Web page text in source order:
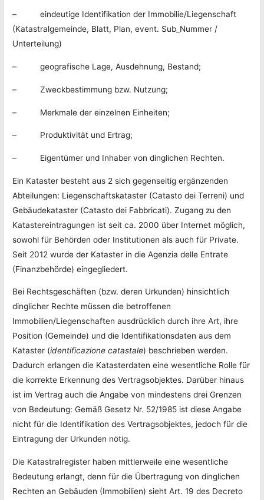
– eindeutige Identifikation der Immobilie/Liegenschaft
(Katastralgemeinde, Blatt, Plan, event. Sub_Nummer /
Unterteilung)
– geografische Lage, Ausdehnung, Bestand;
– Zweckbestimmung bzw. Nutzung;
– Merkmale der einzelnen Einheiten;
– Produktivität und Ertrag;
– Eigentümer und Inhaber von dinglichen Rechten.
Ein Kataster besteht aus 2 sich gegenseitig ergänzenden
Abteilungen: Liegenschaftskataster (Catasto dei Terreni) und
Gebäudekataster (Catasto dei Fabbricati). Zugang zu den
Katastereintragungen ist seit ca. 2000 über Internet möglich,
sowohl für Behörden oder Institutionen als auch für Private.
Seit 2012 wurde der Kataster in die Agenzia delle Entrate
(Finanzbehörde) eingegliedert.
Bei Rechtsgeschäften (bzw. deren Urkunden) hinsichtlich
dinglicher Rechte müssen die betroffenen
Immobilien/Liegenschaften ausdrücklich durch ihre Art, ihre
Position (Gemeinde) und die Identifikationsdaten aus dem
Kataster (identificazione catastale) beschrieben werden.
Dadurch erlangen die Katasterdaten eine wesentliche Rolle für
die korrekte Erkennung des Vertragsobjektes. Darüber hinaus
ist im Vertrag auch die Angabe von mindestens drei Grenzen
von Bedeutung: Gemäß Gesetz Nr. 52/1985 ist diese Angabe
nicht für die Identifikation des Vertragsobjektes, jedoch für die
Eintragung der Urkunden nötig.
Die Katastralregister haben mittlerweile eine wesentliche
Bedeutung erlangt, denn für die Übertragung von dinglichen
Rechten an Gebäuden (Immobilien) sieht Art. 19 des Decreto